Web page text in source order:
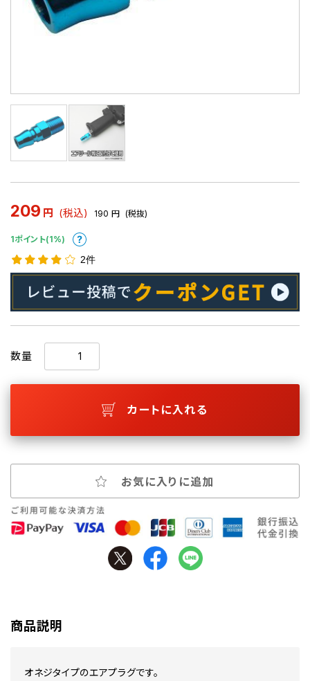
209 円 (税込) 190 円 (税抜)
1ポイント(1%)
2件
数量
カートに入れる
お気に入りに追加
商品説明
オネジタイプのエアプラグです。